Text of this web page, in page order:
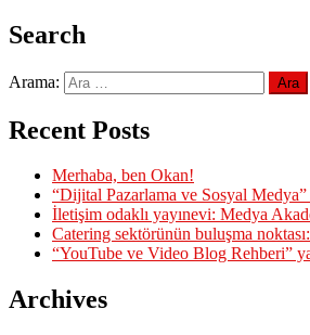
Search
Arama:
Recent Posts
Merhaba, ben Okan!
“Dijital Pazarlama ve Sosyal Medya”
İletişim odaklı yayınevi: Medya
Catering sektörünün buluşma
“YouTube ve Video Blog Rehberi”
Archives